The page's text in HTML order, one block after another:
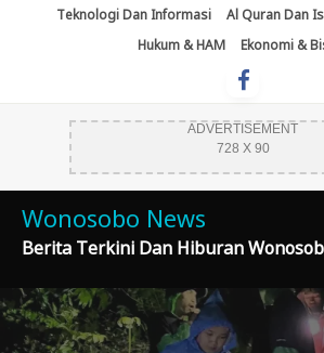
Teknologi Dan Informasi Al Quran Dan
Hukum & HAM
Ekonomi &
ADVERTISEMENT
728 X 90
Wonosobo News
Berita Terkini Dan Hiburan